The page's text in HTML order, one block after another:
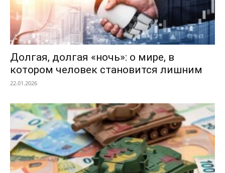
Долгая, долгая «ночь»: о мире, в
котором человек становится лишним
22.01.2026